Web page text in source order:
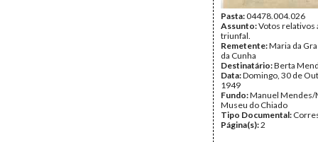
Pasta:04478.004.026
Assunto:Votos relativos
triunfal.
Remetente:Maria da
da Cunha
Destinatário:Berta
Data:Domingo, 30 de
1949
Fundo:Manuel Mendes/
Museu do Chiado
Tipo Documental:
Página(s):2